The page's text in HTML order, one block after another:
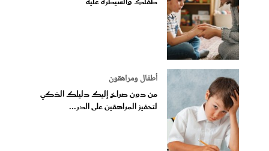
أطفال ومراهقون
من دون صراخ إليك دليلك الذكي
لتحفيز المراهقين على الدر...